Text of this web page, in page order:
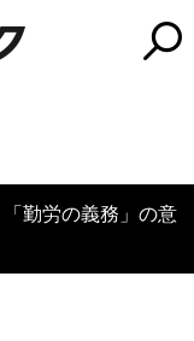
「勤労の義務」の意